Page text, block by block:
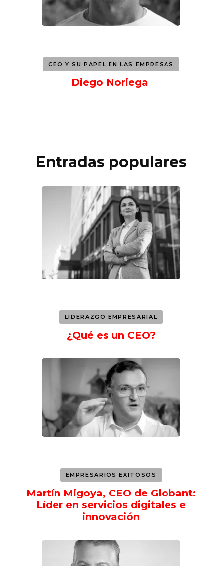
CEO Y SU PAPEL EN LAS EMPRESAS
Diego Noriega
Entradas populares
LIDERAZGO EMPRESARIAL
¿Qué es un CEO?
EMPRESARIOS EXITOSOS
Martín Migoya, CEO de Globant:
Líder en servicios digitales e
innovación